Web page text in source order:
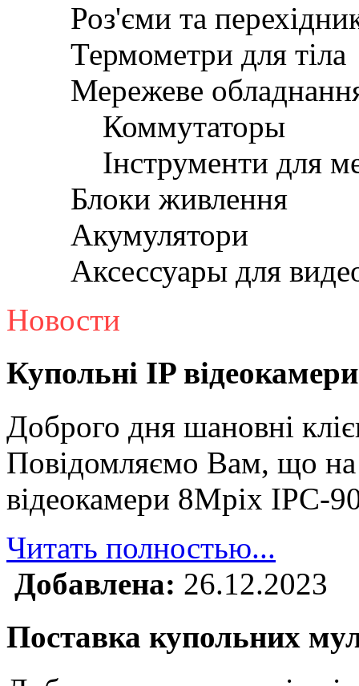
Роз'єми та
Термометри для тіла
Мережеве
Коммутаторы
Інструменти для
Блоки живлення
Акумулятори
Аксессуары для
Новости
Купольні IP
Доброго дня шановні
Повідомляємо Вам, що на
відеокамери 8Mpix IPC-
Читать полностью...
Добавлена: 26.12.2023
Поставка купольних